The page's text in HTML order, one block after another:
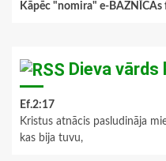
Kāpēc "nomira" e-BAZNĪCAs
Dieva
Ef.2:17
Kristus atnācis pasludināja
kas bija tuvu,